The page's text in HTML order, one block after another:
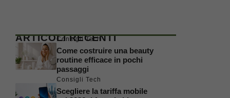
ARTICOLI RECENTI
Consigli Tech
Come costruire una beauty
routine efficace in pochi
passaggi
Consigli Tech
Scegliere la tariffa mobile